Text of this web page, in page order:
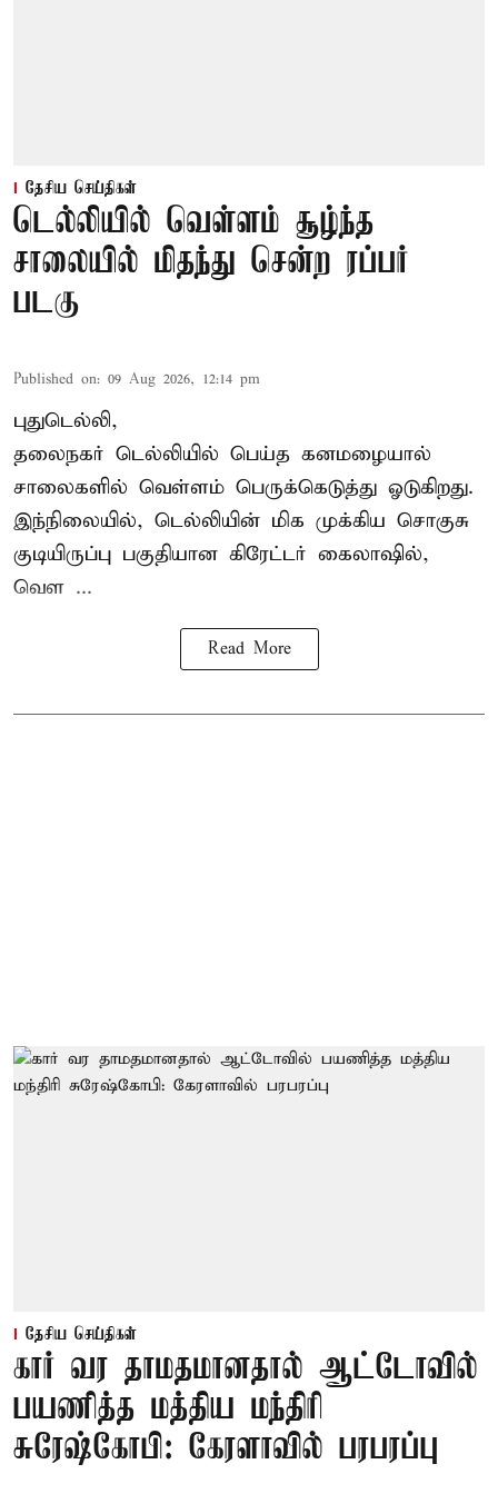
தேசிய செய்திகள்
டெல்லியில் வெள்ளம் சூழ்ந்த
சாலையில் மிதந்து சென்ற ரப்பர்
படகு
Published on: 09 Aug 2026, 12:14 pm
புதுடெல்லி,
தலைநகர் டெல்லியில் பெய்த கனமழையால்
சாலைகளில் வெள்ளம் பெருக்கெடுத்து ஓடுகிறது.
இந்நிலையில், டெல்லியின் மிக முக்கிய சொகுசு
குடியிருப்பு பகுதியான கிரேட்டர் கைலாஷில்,
வெள ...
Read More
தேசிய செய்திகள்
கார் வர தாமதமானதால் ஆட்டோவில்
பயணித்த மத்திய மந்திரி
சுரேஷ்கோபி: கேரளாவில் பரபரப்பு